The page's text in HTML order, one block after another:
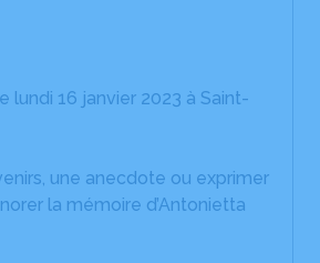
lundi 16 janvier 2023 à Saint-
une anecdote ou exprimer
la mémoire d’Antonietta